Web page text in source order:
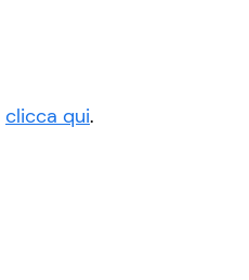
clicca qui.